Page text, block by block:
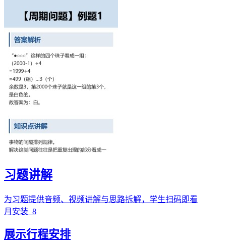
习题讲解
为习题提供音频、视频讲解与思路拆解，学生扫码即看
月安装 8
展示行程安排